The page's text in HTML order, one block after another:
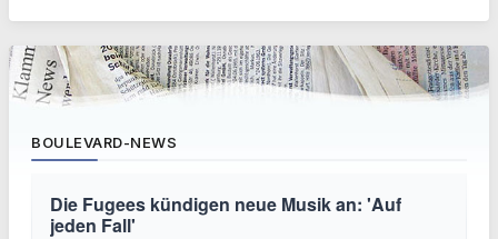
BOULEVARD-NEWS
Die Fugees kündigen neue Musik an: 'Auf
jeden Fall'